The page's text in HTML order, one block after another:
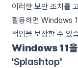
이러한 보안 조치를
활용하면 Windows
적임을 보장할 수 있
Windows 11을
'Splashtop'